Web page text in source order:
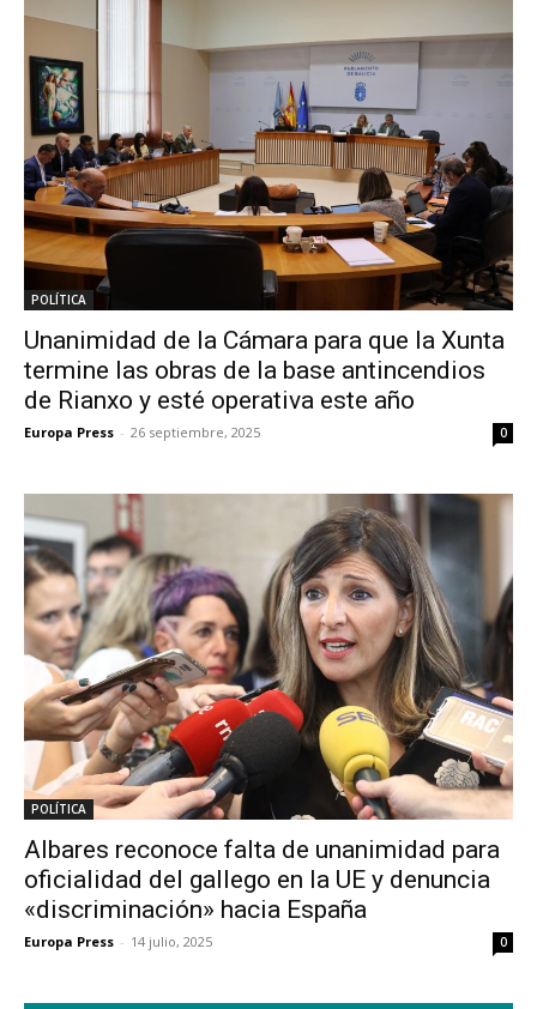
POLÍTICA
Unanimidad de la Cámara para que la Xunta
termine las obras de la base antincendios
de Rianxo y esté operativa este año
Europa Press - 26 septiembre, 2025 0
POLÍTICA
Albares reconoce falta de unanimidad para
oficialidad del gallego en la UE y denuncia
«discriminación» hacia España
Europa Press - 14 julio, 2025 0